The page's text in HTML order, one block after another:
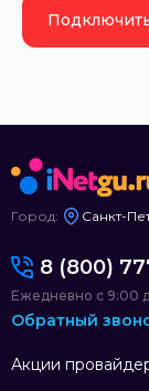
Город: Санкт-
Акции
8 (800)
Ежедневно с 9:00
Обратный